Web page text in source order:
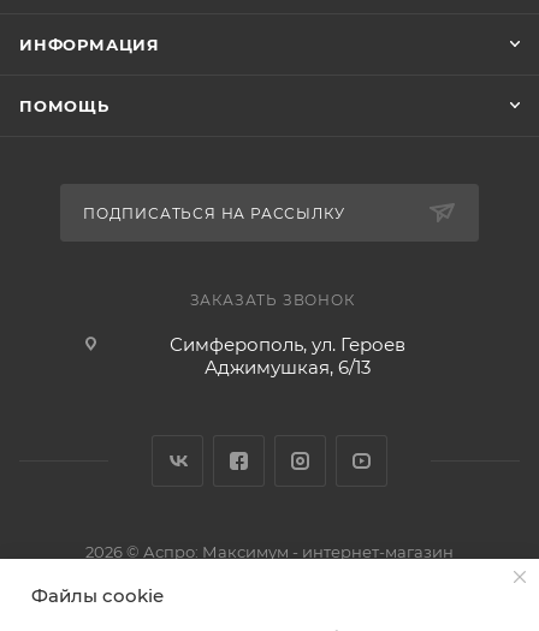
ИНФОРМАЦИЯ
ПОМОЩЬ
ПОДПИСАТЬСЯ НА РАССЫЛКУ
ЗАКАЗАТЬ ЗВОНОК
Симферополь, ул. Героев
Аджимушкая, 6/13
2026 © Аспро: Максимум - интернет-магазин
Файлы cookie